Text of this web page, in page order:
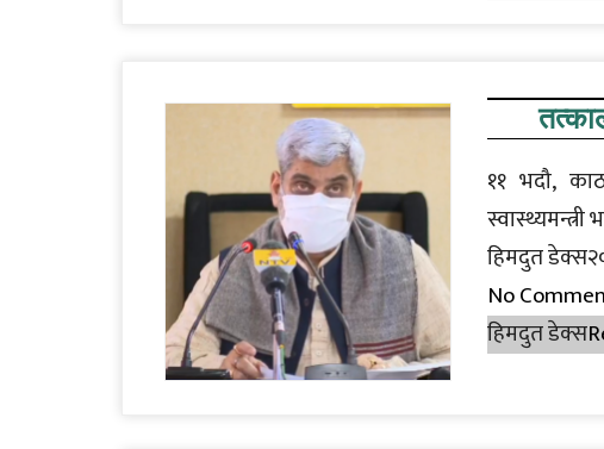
११ भदौ,
हिमदुत
No
हिमदुत डेक्स